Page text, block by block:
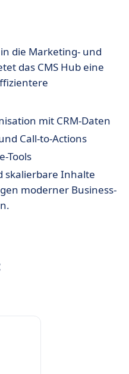
in die Marketing- und
das CMS Hub eine
mit CRM-Daten
Call-to-Actions
Tools
skalierbare Inhalte
moderner Business-